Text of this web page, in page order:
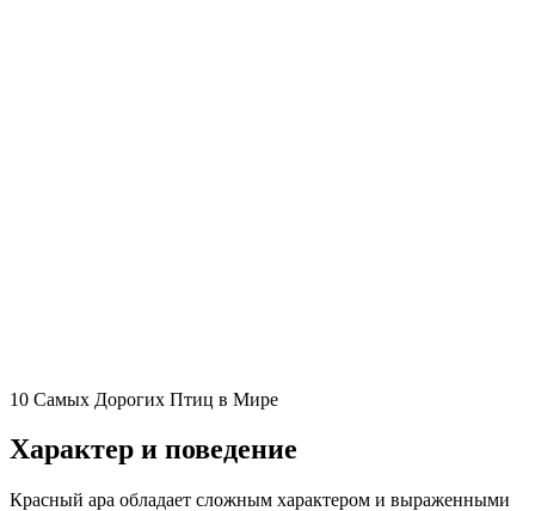
10 Самых Дорогих Птиц в Мире
Характер и поведение
Красный ара обладает сложным характером и выраженными